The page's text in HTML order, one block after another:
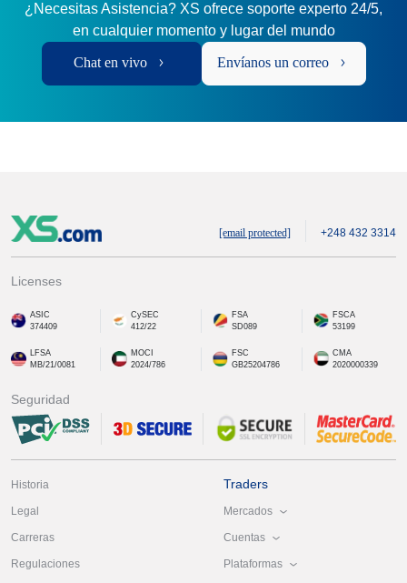
¿Necesitas Asistencia? XS ofrece soporte experto 24/5,
en cualquier momento y lugar del mundo
Chat en vivo Envíanos un correo
[email protected] +248 432 3314
Licenses
ASIC
374409
CySEC
412/22
FSA
SD089
FSCA
53199
LFSA
MB/21/0081
MOCI
2024/786
FSC
GB25204786
CMA
2020000339
Seguridad
Historia
Legal
Carreras
Regulaciones
Traders
Mercados
Cuentas
Plataformas